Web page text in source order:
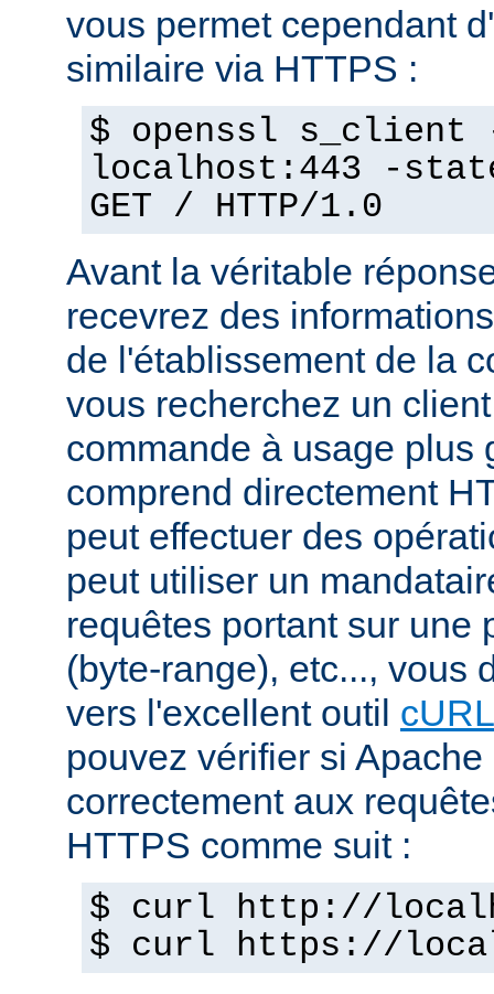
vous permet cependant
similaire via HTTPS :
$ openssl s_client
localhost:443 -
GET / HTTP/1.0
Avant la véritable
recevrez des
de l'établissement de la
vous recherchez un
commande à usage plus
comprend directement
peut effectuer des
peut utiliser un
requêtes portant sur une
(byte-range), etc..., vous
vers l'excellent outil cURL
pouvez vérifier si
correctement aux
HTTPS comme suit :
$ curl http://
$ curl https://